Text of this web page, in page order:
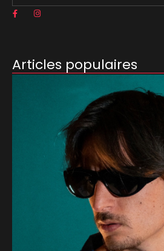
Articles populaires